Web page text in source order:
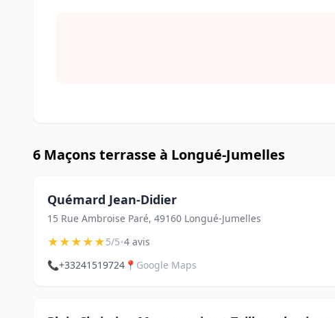
6 Maçons terrasse à Longué-Jumelles
Quémard Jean-Didier
15 Rue Ambroise Paré, 49160 Longué-Jumelles
★★★★★5/5•4 avis
📞+33241519724 📍 Google Maps